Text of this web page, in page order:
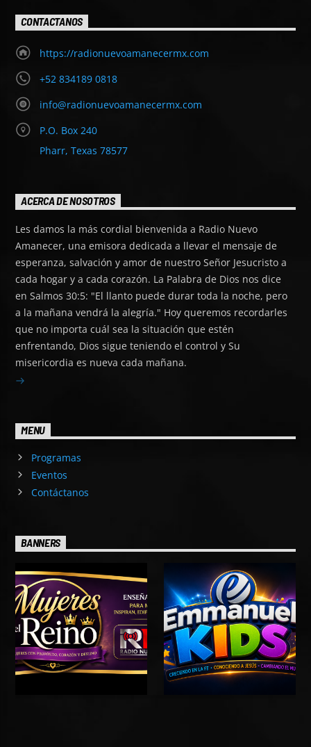
CONTACTANOS
https://radionuevoamanecermx.com
+52 834189 0818
info@radionuevoamanecermx.com
P.O. Box 240
Pharr, Texas 78577
ACERCA DE NOSOTROS
Les damos la más cordial bienvenida a Radio Nuevo
Amanecer, una emisora dedicada a llevar el mensaje de
esperanza, salvación y amor de nuestro Señor Jesucristo a
cada hogar y a cada corazón. La Palabra de Dios nos dice
en Salmos 30:5: "El llanto puede durar toda la noche, pero
a la mañana vendrá la alegría." Hoy queremos recordarles
que no importa cuál sea la situación que estén
enfrentando, Dios sigue teniendo el control y Su
misericordia es nueva cada mañana.
MENU
Programas
Eventos
Contáctanos
BANNERS